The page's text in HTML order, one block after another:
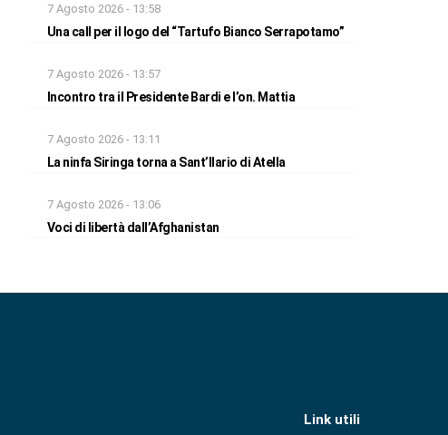
7 Agosto 2026 - 13:58
Una call per il logo del “Tartufo Bianco Serrapotamo”
7 Agosto 2026 - 13:57
Incontro tra il Presidente Bardi e l’on. Mattia
7 Agosto 2026 - 13:11
La ninfa Siringa torna a Sant’Ilario di Atella
7 Agosto 2026 - 13:06
Voci di libertà dall’Afghanistan
Link utili